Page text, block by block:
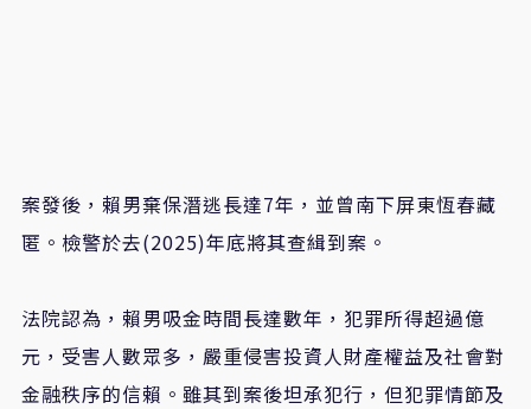
案發後，賴男棄保潛逃長達7年，並曾南下屏東恆春藏
匿。檢警於去(2025)年底將其查緝到案。
法院認為，賴男吸金時間長達數年，犯罪所得超過億
元，受害人數眾多，嚴重侵害投資人財產權益及社會對
金融秩序的信賴。雖其到案後坦承犯行，但犯罪情節及